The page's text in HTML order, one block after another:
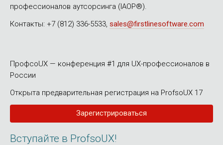
профессионалов аутсорсинга (IAOP®).
Контакты: +7 (812) 336-5533, sales@firstlinesoftware.com
ПрофсоUX — конференция #1 для UX-профессионалов в
России
Открыта предварительная регистрация на ProfsoUX 17
Зарегистрироваться
Вступайте в ProfsoUX!